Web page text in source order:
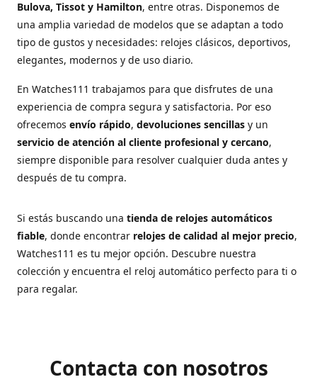
Bulova, Tissot y Hamilton, entre otras. Disponemos de
una amplia variedad de modelos que se adaptan a todo
tipo de gustos y necesidades: relojes clásicos, deportivos,
elegantes, modernos y de uso diario.
En Watches111 trabajamos para que disfrutes de una
experiencia de compra segura y satisfactoria. Por eso
ofrecemos envío rápido, devoluciones sencillas y un
servicio de atención al cliente profesional y cercano,
siempre disponible para resolver cualquier duda antes y
después de tu compra.
Si estás buscando una tienda de relojes automáticos
fiable, donde encontrar relojes de calidad al mejor precio,
Watches111 es tu mejor opción. Descubre nuestra
colección y encuentra el reloj automático perfecto para ti o
para regalar.
Contacta con nosotros